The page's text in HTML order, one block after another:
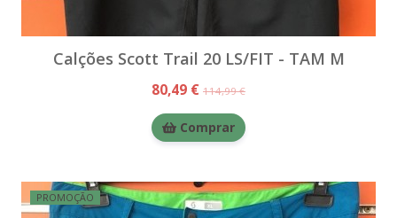
Calções Scott Trail 20 LS/FIT - TAM M
80,49 € 114,99 €
Comprar
PROMOÇÃO